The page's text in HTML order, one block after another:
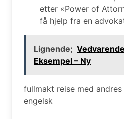
etter «Power of
få hjelp fra en
Lignende;
Eksempel – Ny
fullmakt reise med andres
engelsk